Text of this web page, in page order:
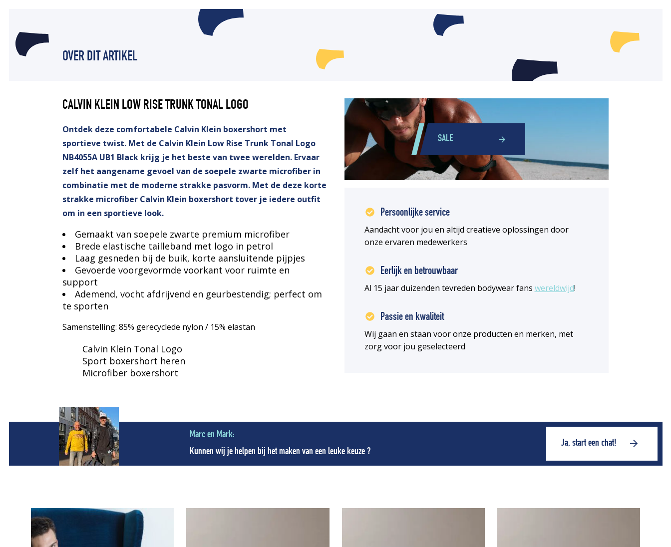
OVER DIT ARTIKEL
CALVIN KLEIN LOW RISE TRUNK TONAL LOGO
Ontdek deze comfortabele Calvin Klein boxershort met
sportieve twist. Met de Calvin Klein Low Rise Trunk Tonal Logo
NB4055A UB1 Black krijg je het beste van twee werelden. Ervaar
zelf het aangename gevoel van de soepele zwarte microfiber in
combinatie met de moderne strakke pasvorm. Met de deze korte
strakke microfiber Calvin Klein boxershort tover je iedere outfit
om in een sportieve look.
Gemaakt van soepele zwarte premium microfiber
Brede elastische tailleband met logo in petrol
Laag gesneden bij de buik, korte aansluitende pijpjes
Gevoerde voorgevormde voorkant voor ruimte en
support
Ademend, vocht afdrijvend en geurbestendig; perfect om
te sporten
Samenstelling: 85% gerecyclede nylon / 15% elastan
Calvin Klein Tonal Logo
Sport boxershort heren
Microfiber boxershort
SALE
Persoonlijke service
Aandacht voor jou en altijd creatieve oplossingen door
onze ervaren medewerkers
Eerlijk en betrouwbaar
Al 15 jaar duizenden tevreden bodywear fans wereldwijd!
Passie en kwaliteit
Wij gaan en staan voor onze producten en merken, met
zorg voor jou geselecteerd
Marc en Mark:
Kunnen wij je helpen bij het maken van een leuke keuze ?
Ja, start een chat!